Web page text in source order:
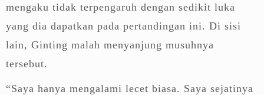
mengaku tidak terpengaruh dengan sedikit luka
yang dia dapatkan pada pertandingan ini. Di sisi
lain, Ginting malah menyanjung musuhnya
tersebut.
“Saya hanya mengalami lecet biasa. Saya sejatinya